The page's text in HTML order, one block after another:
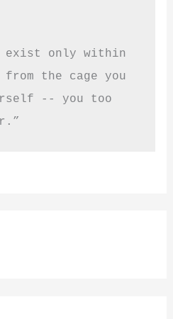
exist only within
the cage you
-- you too